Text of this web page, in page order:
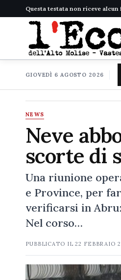
Questa testata non riceve
GIOVEDÌ 6 AGOSTO 2026
NEWS
Neve
scorte di
Una riunione
e Province, per
verificarsi in
Nel corso…
PUBBLICATO IL22 FEBBRAIO